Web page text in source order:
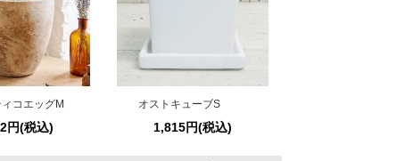
コエッグM
円(税込)
オストキューブS
1,815円(税込)